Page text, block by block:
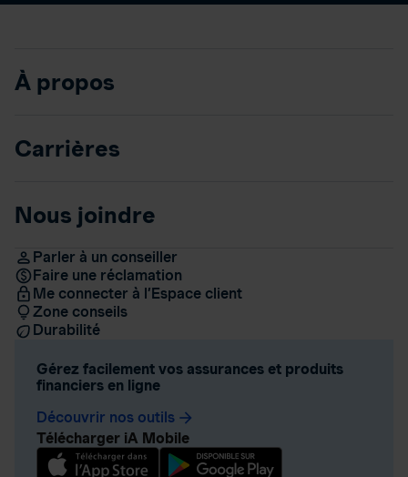
À propos
Carrières
Nous joindre
Parler à un conseiller
Faire une réclamation
Me connecter à l’Espace client
Zone conseils
Durabilité
Gérez facilement vos assurances et produits
financiers en ligne
Découvrir nos outils arrow_forward
Télécharger iA Mobile